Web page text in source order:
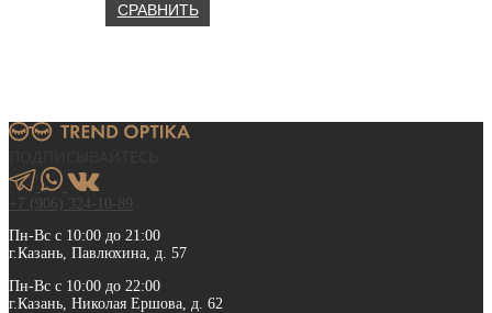
23
200.00 ₽.
СРАВНИТЬ
+7 (906) 324-10-89
Пн-Вс с 10:00 до 21:00
г.Казань, Павлюхина, д. 57
Пн-Вс с 10:00 до 22:00
г.Казань, Николая Ершова, д. 62